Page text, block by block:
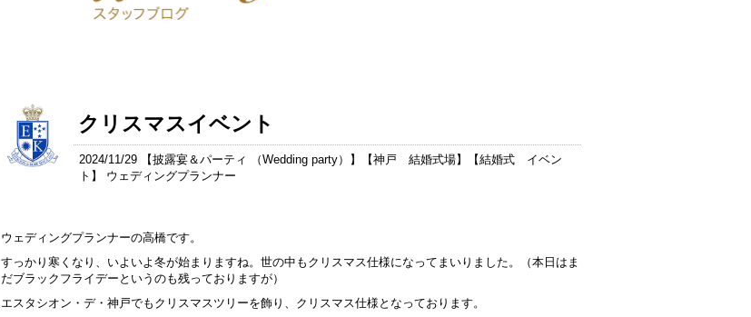
クリスマスイベント
2024/11/29 【披露宴＆パーティ （Wedding party） 】【神戸 結婚式場】【結婚式 イベン
ト 】 ウェディングプランナー
ウェディングプランナーの高橋です。
すっかり寒くなり、いよいよ冬が始まりますね。世の中もクリスマス仕様になってまいりました。（本日はま
だブラックフライデーというのも残っておりますが）
エスタシオン・デ・神戸でもクリスマスツリーを飾り、クリスマス仕様となっております。